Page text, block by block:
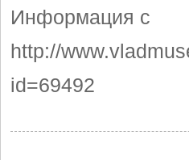
Информация с
http://
id=69492